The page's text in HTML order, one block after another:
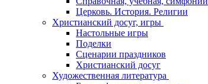
Церковь. История. Религии
Христианский досуг, игры
Настольные игры
Поделки
Сценарии праздников
Христианский досуг
Художественная литература